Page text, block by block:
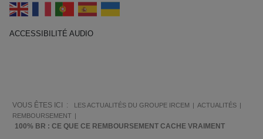
ACCESSIBILITÉ AUDIO
VOUS ÊTES ICI : LES ACTUALITÉS DU GROUPE IRCEM
ACTUALITÉS
REMBOURSEMENT
100% BR : CE QUE CE REMBOURSEMENT CACHE VRAIMENT